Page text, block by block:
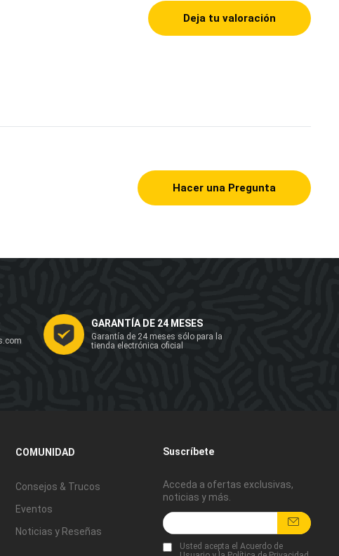
Deja tu valoración
Hacer una Pregunta
GARANTÍA DE 24 MESES
Garantía de 24 meses sólo para la
tienda electrónica oficial
Suscríbete
Acceda a ofertas exclusivas,
noticias y más.
Usted acepta el Acuerdo de
COMUNIDAD
Consejos & Trucos
Eventos
Noticias y Reseñas